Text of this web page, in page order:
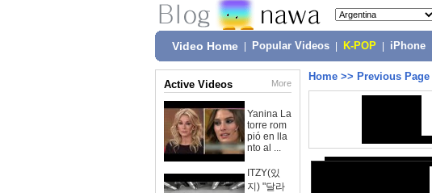
Video Home Popular Videos K-POP iPhone
Active Videos More
Yanina La
torre rom
pió en lla
nto al ...
ITZY(있
지) "달라
Home >> Previous Page